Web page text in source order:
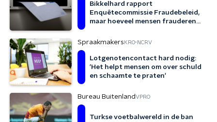
Bikkelhard rapport
Enquêtecommissie Fraudebeleid,
maar hoeveel mensen frauderen
Spraakmakers KRO-NCRV
Lotgenotencontact hard nodig:
'Het helpt mensen om over schuld
en schaamte te praten'
Bureau BuitenlandVPRO
Turkse voetbalwereld in de ban